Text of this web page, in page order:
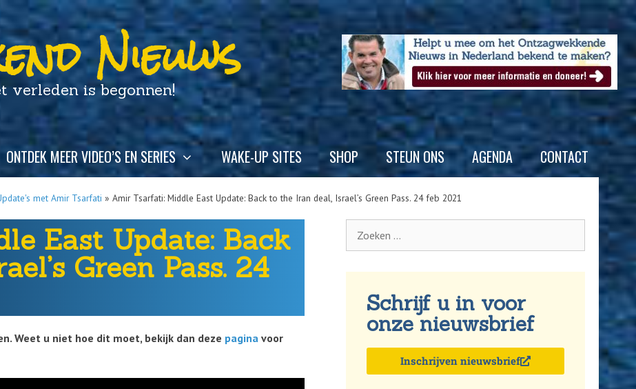
Nieuws
is begonnen!
ONTDEK MEER VIDEO’S EN SERIES WAKE-UP SITES SHOP STEUN ONS AGENDA CONTACT
met Amir Tsarfati » Amir Tsarfati: Middle East Update: Back to the Iran deal, Israel’s Green Pass. 24 feb 2021
East Update: Back
Green Pass. 24
Weet u niet hoe dit moet, bekijk dan deze pagina voor
Schrijf u in voor
onze nieuwsbrief
Inschrijven nieuwsbrief